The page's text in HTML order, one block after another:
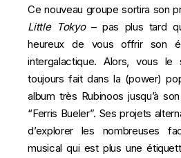
Ce nouveau groupe sortira son
Little Tokyo– pas plus tard
heureux de vous offrir son
intergalactique. Alors, vous
toujours fait dans la (power)
album très Rubinoos jusqu’à
“Ferris Bueler”. Ses projets
d’explorer les nombreuses
musical qui est plus une